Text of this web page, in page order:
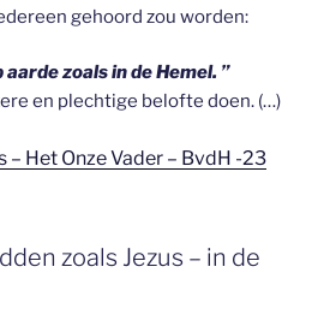
gehoord zou worden:
aarde zoals in de Hemel. ”
en plechtige belofte doen. (…)
– Het Onze Vader – BvdH -23
zoals Jezus – in de